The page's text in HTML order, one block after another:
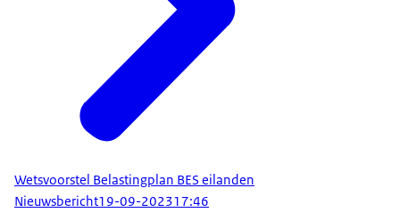
Wetsvoorstel Belastingplan BES eilanden
Nieuwsbericht19-09-202317:46